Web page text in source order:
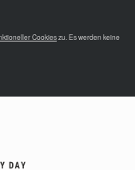
Cookieszu. Es werden keine